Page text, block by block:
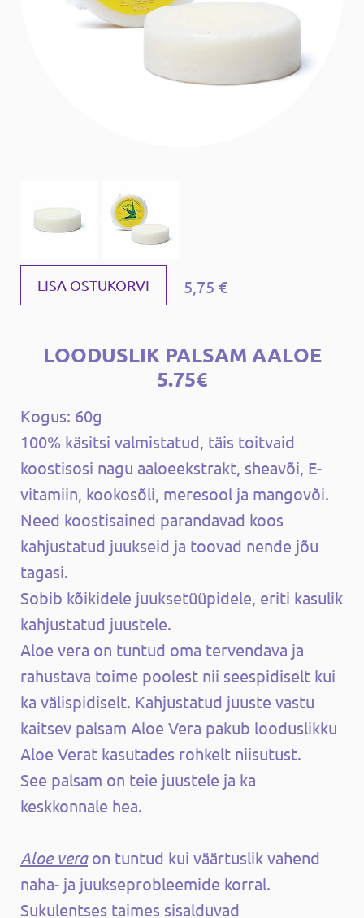
LISA OSTUKORVI 5,75 €
LOODUSLIK PALSAM AALOE
5.75€
Kogus: 60g
100% käsitsi valmistatud, täis toitvaid
koostisosi nagu aaloeekstrakt, sheavõi, E-
vitamiin, kookosõli, meresool ja mangovõi.
Need koostisained parandavad koos
kahjustatud juukseid ja toovad nende jõu
tagasi.
Sobib kõikidele juuksetüüpidele, eriti kasulik
kahjustatud juustele.
Aloe vera on tuntud oma tervendava ja
rahustava toime poolest nii seespidiselt kui
ka välispidiselt. Kahjustatud juuste vastu
kaitsev palsam Aloe Vera pakub looduslikku
Aloe Verat kasutades rohkelt niisutust.
See palsam on teie juustele ja ka
keskkonnale hea.
Aloe veraon tuntud kui väärtuslik vahend
naha- ja juukseprobleemide korral.
Sukulentses taimes sisalduvad